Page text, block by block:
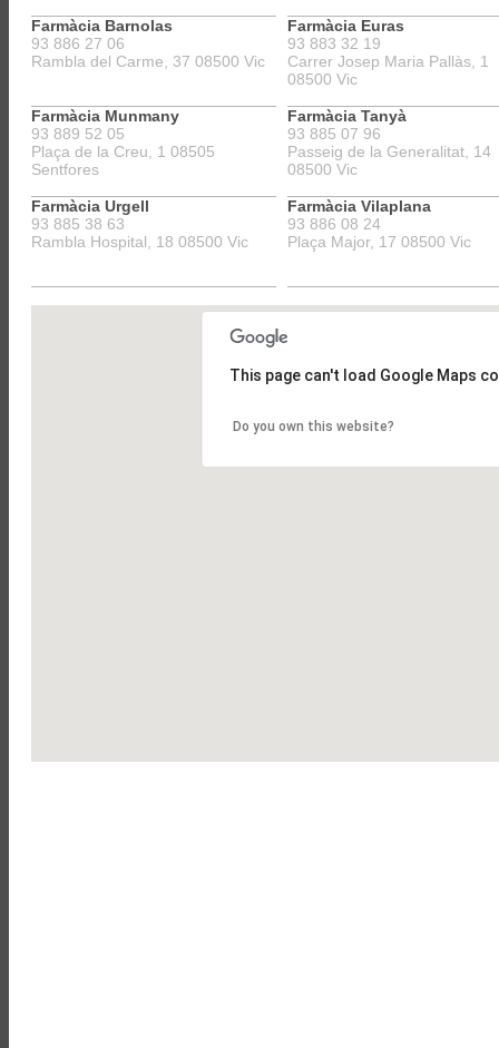
Farmàcia Barnolas
93 886 27 06
Rambla del Carme, 37 08500 Vic
Farmàcia Euras
93 883 32 19
Carrer Josep Maria Pallàs, 1
08500 Vic
Farmàcia Munmany
93 889 52 05
Plaça de la Creu, 1 08505
Sentfores
Farmàcia Tanyà
93 885 07 96
Passeig de la Generalitat, 14
08500 Vic
Farmàcia Urgell
93 885 38 63
Rambla Hospital, 18 08500 Vic
Farmàcia Vilaplana
93 886 08 24
Plaça Major, 17 08500 Vic
This page can't load Google Maps
Do you own this website?